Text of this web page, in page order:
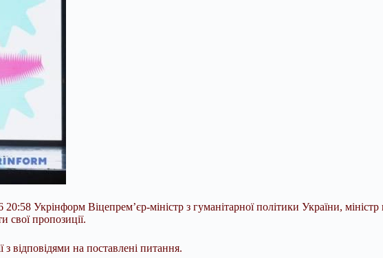
Укрінформ Віцепрем’єр-міністр з гуманітарної політики України,
свої пропозиції.
відповідями на поставлені питання.